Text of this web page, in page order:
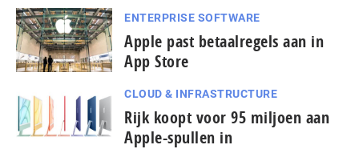
ENTERPRISE SOFTWARE
Apple past betaalregels aan in
App Store
CLOUD & INFRASTRUCTURE
Rijk koopt voor 95 miljoen aan
Apple-spullen in